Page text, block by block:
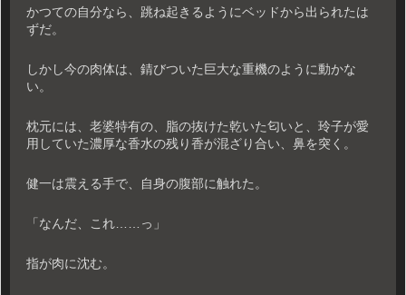
かつての自分なら、跳ね起きるようにベッドから出られたは
ずだ。
しかし今の肉体は、錆びついた巨大な重機のように動かな
い。
枕元には、老婆特有の、脂の抜けた乾いた匂いと、玲子が愛
用していた濃厚な香水の残り香が混ざり合い、鼻を突く。
健一は震える手で、自身の腹部に触れた。
「なんだ、これ……っ」
指が肉に沈む。